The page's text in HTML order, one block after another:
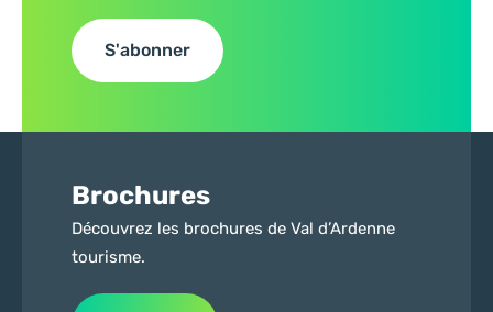
S'abonner
Brochures
Découvrez les brochures de Val d’Ardenne
tourisme.